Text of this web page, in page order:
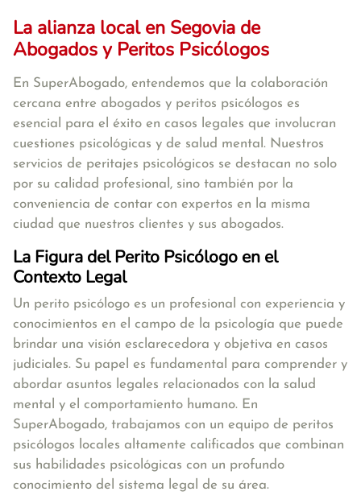
La alianza local en Segovia de
Abogados y Peritos Psicólogos
En SuperAbogado, entendemos que la colaboración
cercana entre abogados y peritos psicólogos es
esencial para el éxito en casos legales que involucran
cuestiones psicológicas y de salud mental. Nuestros
servicios de peritajes psicológicos se destacan no solo
por su calidad profesional, sino también por la
conveniencia de contar con expertos en la misma
ciudad que nuestros clientes y sus abogados.
La Figura del Perito Psicólogo en el
Contexto Legal
Un perito psicólogo es un profesional con experiencia y
conocimientos en el campo de la psicología que puede
brindar una visión esclarecedora y objetiva en casos
judiciales. Su papel es fundamental para comprender y
abordar asuntos legales relacionados con la salud
mental y el comportamiento humano. En
SuperAbogado, trabajamos con un equipo de peritos
psicólogos locales altamente calificados que combinan
sus habilidades psicológicas con un profundo
conocimiento del sistema legal de su área.